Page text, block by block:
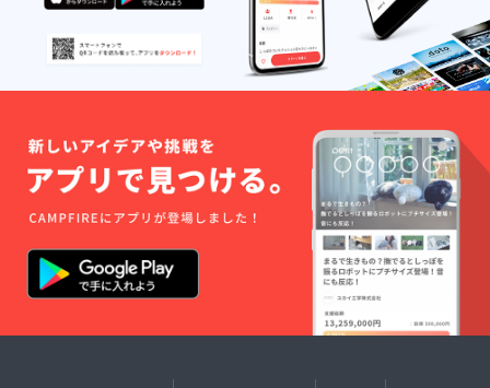
は、14名の方々に登場
いただいております。
条地域を知っていただ
きたい、また地元の人
にも再発見してもらい
させていただきまし
た。 発送準備で宛名